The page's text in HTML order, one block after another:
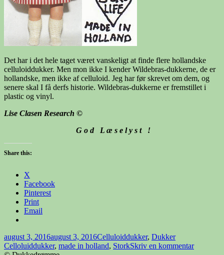
Det har i det hele taget været vanskeligt at finde flere hollandske
celluloiddukker. Men mon ikke I kender Wildebras-dukkerne, de er
hollandske, men ikke af celluloid. Jeg har før skrevet om dem, og
senere skal I få derfs historie. Wildebras-dukkerne er fremstillet i
plastic og vinyl.
Lise Clasen Research ©
G o d L æ s e l y s t !
Share this:
X
Facebook
Pinterest
Print
Email
Udgivet
i
august 3, 2016august 3, 2016Kategorier
Celluloiddukker, DukkerTags
Celloluiddukker, made in holland, StorkSkriv en kommentartil